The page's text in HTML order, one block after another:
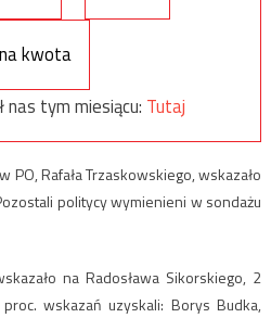
kwota
tym miesiącu: Tutaj
PO, Rafała Trzaskowskiego, wskazało
politycy wymienieni w sondażu
na Radosława Sikorskiego, 2
wskazań uzyskali: Borys Budka,